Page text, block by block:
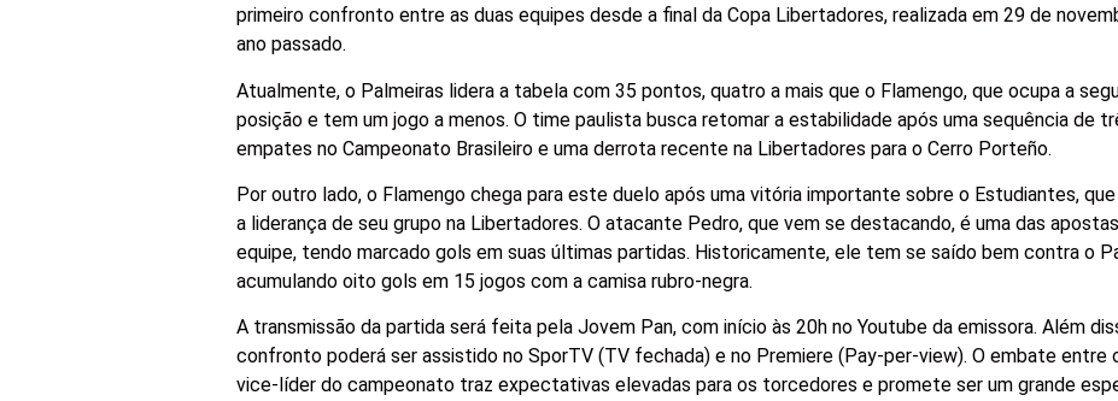
primeiro confronto entre as duas equipes desde a final da Copa Libertadores, realizada em 29 de
ano passado.
Atualmente, o Palmeiras lidera a tabela com 35 pontos, quatro a mais que o Flamengo, que ocupa a
posição e tem um jogo a menos. O time paulista busca retomar a estabilidade após uma sequência de
empates no Campeonato Brasileiro e uma derrota recente na Libertadores para o Cerro Porteño.
Por outro lado, o Flamengo chega para este duelo após uma vitória importante sobre o Estudiantes,
a liderança de seu grupo na Libertadores. O atacante Pedro, que vem se destacando, é uma das
equipe, tendo marcado gols em suas últimas partidas. Historicamente, ele tem se saído bem contra o
acumulando oito gols em 15 jogos com a camisa rubro-negra.
A transmissão da partida será feita pela Jovem Pan, com início às 20h no Youtube da emissora. Além
confronto poderá ser assistido no SporTV (TV fechada) e no Premiere (Pay-per-view). O embate entre
vice-líder do campeonato traz expectativas elevadas para os torcedores e promete ser um grande